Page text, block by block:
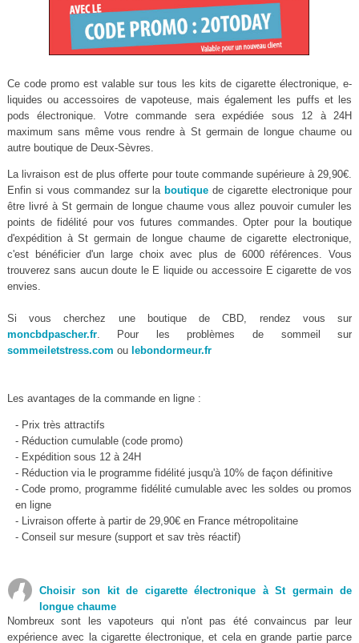
Ce code promo est valable sur tous les kits de cigarette électronique, e-
liquides ou accessoires de vapoteuse, mais également les puffs et les
pods électronique. Votre commande sera expédiée sous 12 à 24H
maximum sans même vous rendre à St germain de longue chaume ou
autre boutique de Deux-Sèvres.
La livraison est de plus offerte pour toute commande supérieure à 29,90€.
Enfin si vous commandez sur la boutique de cigarette electronique pour
être livré à St germain de longue chaume vous allez pouvoir cumuler les
points de fidélité pour vos futures commandes. Opter pour la boutique
d'expédition à St germain de longue chaume de cigarette electronique,
c'est bénéficier d'un large choix avec plus de 6000 références. Vous
trouverez sans aucun doute le E liquide ou accessoire E cigarette de vos
envies.
Si vous cherchez une boutique de CBD, rendez vous sur
moncbdpascher.fr. Pour les problèmes de sommeil sur
sommeiletstress.com ou lebondormeur.fr
Les avantages de la commande en ligne :
- Prix très attractifs
- Réduction cumulable (code promo)
- Expédition sous 12 à 24H
- Réduction via le programme fidélité jusqu'à 10% de façon définitive
- Code promo, programme fidélité cumulable avec les soldes ou promos
en ligne
- Livraison offerte à partir de 29,90€ en France métropolitaine
- Conseil sur mesure (support et sav très réactif)
Choisir son kit de cigarette électronique à St germain de
longue chaume
Nombreux sont les vapoteurs qui n'ont pas été convaincus par leur
expérience avec la cigarette électronique, et cela en grande partie parce